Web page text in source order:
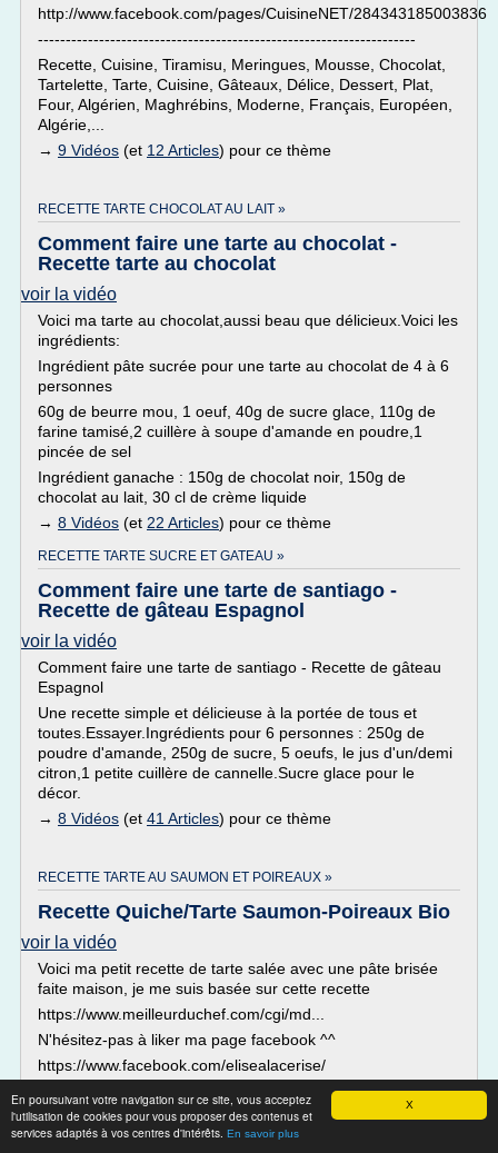
X
En poursuivant votre navigation sur ce site, vous acceptez
l'utilisation de cookies pour vous proposer des contenus et
services adaptés à vos centres d'intérêts. En savoir plus
http://www.facebook.com/pages/CuisineNET/284343185003836
--------------------------------------------------------------------
Recette, Cuisine, Tiramisu, Meringues, Mousse, Chocolat,
Tartelette, Tarte, Cuisine, Gâteaux, Délice, Dessert, Plat,
Four, Algérien, Maghrébins, Moderne, Français, Européen,
Algérie,...
→ 9 Vidéos (et 12 Articles) pour ce thème
RECETTE TARTE CHOCOLAT AU LAIT »
Comment faire une tarte au chocolat -
Recette tarte au chocolat
voir la vidéo
Voici ma tarte au chocolat,aussi beau que délicieux.Voici les
ingrédients:
Ingrédient pâte sucrée pour une tarte au chocolat de 4 à 6
personnes
60g de beurre mou, 1 oeuf, 40g de sucre glace, 110g de
farine tamisé,2 cuillère à soupe d'amande en poudre,1
pincée de sel
Ingrédient ganache : 150g de chocolat noir, 150g de
chocolat au lait, 30 cl de crème liquide
→ 8 Vidéos (et 22 Articles) pour ce thème
RECETTE TARTE SUCRE ET GATEAU »
Comment faire une tarte de santiago -
Recette de gâteau Espagnol
voir la vidéo
Comment faire une tarte de santiago - Recette de gâteau
Espagnol
Une recette simple et délicieuse à la portée de tous et
toutes.Essayer.Ingrédients pour 6 personnes : 250g de
poudre d'amande, 250g de sucre, 5 oeufs, le jus d'un/demi
citron,1 petite cuillère de cannelle.Sucre glace pour le
décor.
→ 8 Vidéos (et 41 Articles) pour ce thème
RECETTE TARTE AU SAUMON ET POIREAUX »
Recette Quiche/Tarte Saumon-Poireaux Bio
voir la vidéo
Voici ma petit recette de tarte salée avec une pâte brisée
faite maison, je me suis basée sur cette recette
https://www.meilleurduchef.com/cgi/md...
N'hésitez-pas à liker ma page facebook ^^
https://www.facebook.com/elisealacerise/
RECETTE TARTE AU SAUMON FUME »